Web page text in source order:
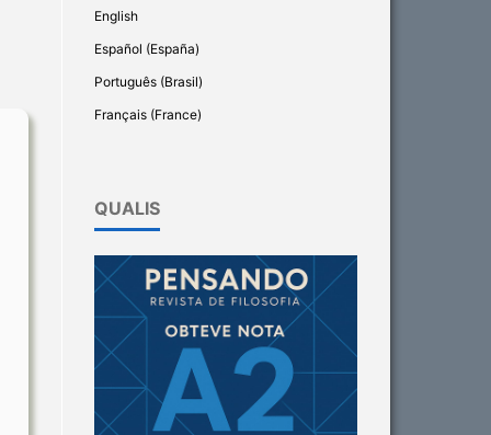
English
Español (España)
Português (Brasil)
Français (France)
QUALIS